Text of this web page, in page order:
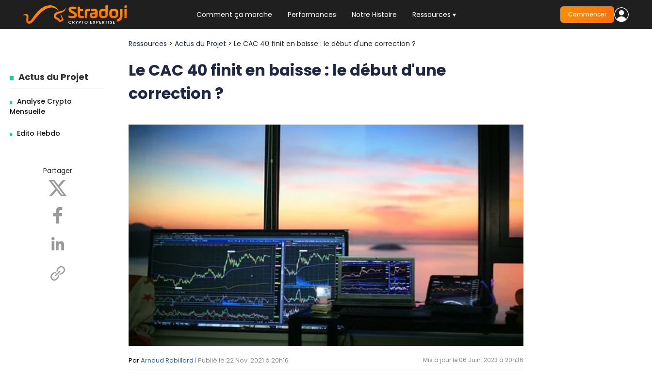
Comment ça marche Performances Notre Histoire Ressources
NEWSLETTER HEBDO
Les news crypto dont vous avez besoin
Commencer
Actus du Projet
Analyse Crypto
Mensuelle
Edito Hebdo
Partager
Ressources >Actus du Projet > Le CAC 40 finit en baisse : le début d'une correction ?
Le CAC 40 finit en baisse : le début d'une
correction ?
ParArnaud Robillard | Publié le 22 Nov. 2021 à 20h16 Mis à jour le 06 Juin. 2023 à 20h36